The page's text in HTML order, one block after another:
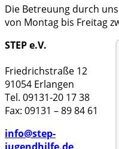
Die Betreuung durch
von Montag bis Freitag
STEP e.V.
Friedrichstraße 12
91054 Erlangen
Tel. 09131-20 17 38
Fax: 09131 – 89 84 61
info@step-